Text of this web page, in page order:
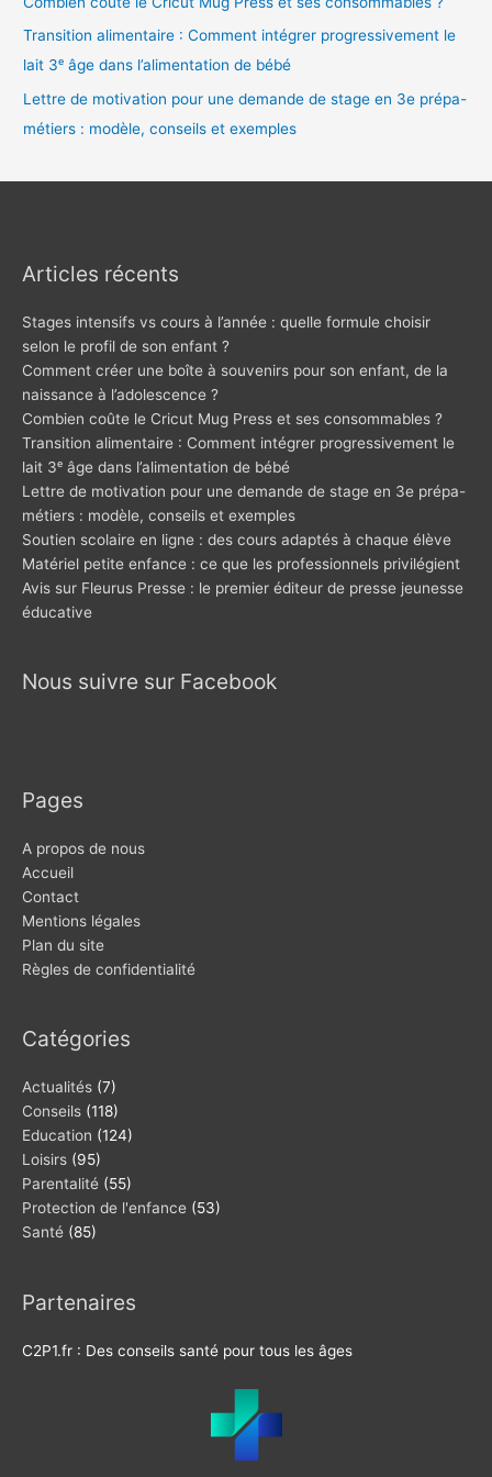
Transition alimentaire : Comment intégrer progressivement le
lait 3ᵉ âge dans l’alimentation de bébé
Lettre de motivation pour une demande de stage en 3e prépa-
métiers : modèle, conseils et exemples
Articles récents
Stages intensifs vs cours à l’année : quelle formule choisir
selon le profil de son enfant ?
Comment créer une boîte à souvenirs pour son enfant, de la
naissance à l’adolescence ?
Combien coûte le Cricut Mug Press et ses consommables ?
Transition alimentaire : Comment intégrer progressivement le
lait 3ᵉ âge dans l’alimentation de bébé
Lettre de motivation pour une demande de stage en 3e prépa-
métiers : modèle, conseils et exemples
Soutien scolaire en ligne : des cours adaptés à chaque élève
Matériel petite enfance : ce que les professionnels privilégient
Avis sur Fleurus Presse : le premier éditeur de presse jeunesse
éducative
Nous suivre sur Facebook
Pages
A propos de nous
Accueil
Contact
Mentions légales
Plan du site
Règles de confidentialité
Catégories
Actualités (7)
Conseils (118)
Education (124)
Loisirs (95)
Parentalité (55)
Protection de l'enfance (53)
Santé (85)
Partenaires
C2P1.fr : Des conseils santé pour tous les âges